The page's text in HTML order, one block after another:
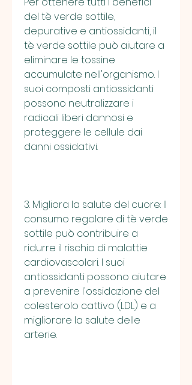
del tè verde sottile,
depurative e antiossidanti, il
tè verde sottile può aiutare a
eliminare le tossine
accumulate nell'organismo. I
suoi composti antiossidanti
possono neutralizzare i
radicali liberi dannosi e
proteggere le cellule dai
danni ossidativi.
3. Migliora la salute del cuore: Il
consumo regolare di tè verde
sottile può contribuire a
ridurre il rischio di malattie
cardiovascolari. I suoi
antiossidanti possono aiutare
a prevenire l'ossidazione del
colesterolo cattivo (LDL) e a
migliorare la salute delle
arterie.